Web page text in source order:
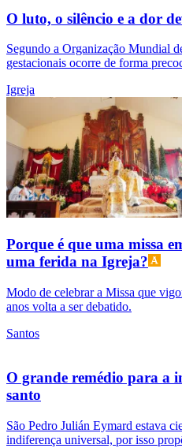
O luto, o silêncio e a dor
Segundo a Organização Mundial
gestacionais ocorre de forma
Igreja
Porque é que uma missa
uma ferida na Igreja?
Modo de celebrar a Missa que
anos volta a ser debatido.
Santos
O grande remédio para a
santo
São Pedro Julián Eymard estava
indiferença universal, por isso